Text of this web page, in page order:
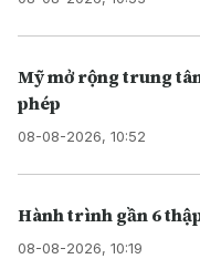
Mỹ mở rộng trung
phép
08-08-2026, 10:52
Hành trình gần 6
08-08-2026, 10:19